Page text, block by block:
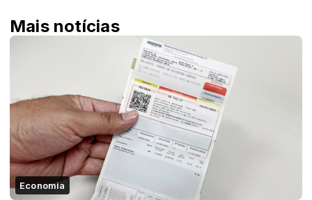
Mais notícias
Economia